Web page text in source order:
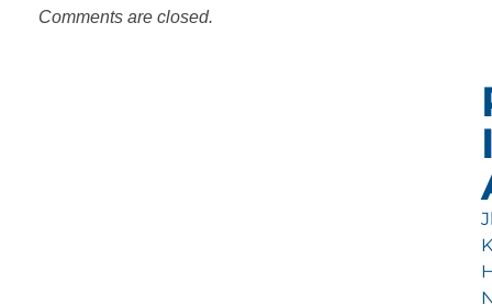
Comments are closed.